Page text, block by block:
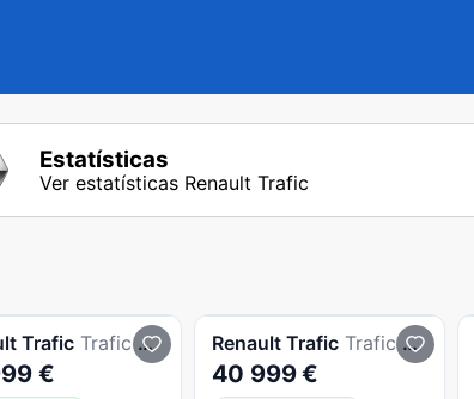
Estatísticas
Ver estatísticas Renault Trafic
Trafic Trafic 2.0 Blue Dci L2 Grand Equilibre
€
Renault Trafic Trafic 2.0 Blue Dci L2 Grand Equilibre
40 999 €